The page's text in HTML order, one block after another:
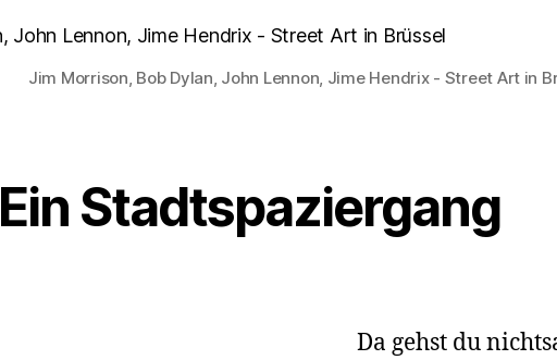
Jim Morrison, Bob Dylan, John Lennon, Jime Hendrix - Street Art in
Ein Stadtspaziergang
Da gehst du